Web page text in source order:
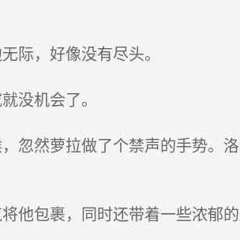
际，好像没有尽头。
没机会了。
然萝拉做了个禁声的手势。
包裹，同时还带着一些浓郁的